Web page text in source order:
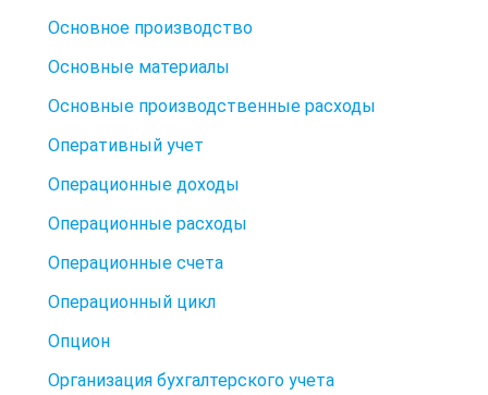
Основное производство
Основные материалы
Основные производственные расходы
Оперативный учет
Операционные доходы
Операционные расходы
Операционные счета
Операционный цикл
Опцион
Организация бухгалтерского учета